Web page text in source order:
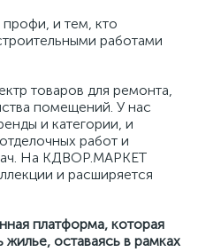
и тем, кто
работами
товаров для ремонта,
помещений. У нас
и категории, и
работ и
На КДВОР.МАРКЕТ
и расширяется
платформа, которая
оставаясь в рамках